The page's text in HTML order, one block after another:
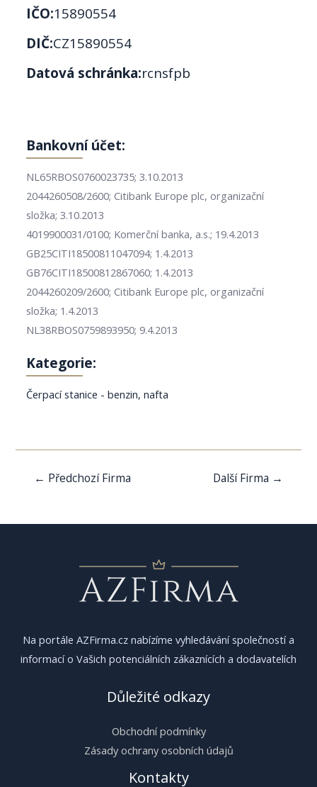
IČO:15890554
DIČ:CZ15890554
Datová schránka:rcnsfpb
Bankovní účet:
NL65RBOS0760023735; 3.10.2013
2044260508/2600; Citibank Europe plc, organizační
složka; 3.10.2013
4019900031/0100; Komerční banka, a.s.; 19.4.2013
GB25CITI18500811047094; 1.4.2013
GB76CITI18500812867060; 1.4.2013
2044260209/2600; Citibank Europe plc, organizační
složka; 1.4.2013
NL38RBOS0759893950; 9.4.2013
Kategorie:
Čerpací stanice - benzin, nafta
Navigace
← Předchozí Firma Další Firma →
Na portále AZFirma.cz nabízíme vyhledávání společností a
informací o Vašich potenciálních zákaznících a dodavatelích
Důležité odkazy
Obchodní podmínky
Zásady ochrany osobních údajů
Kontakty